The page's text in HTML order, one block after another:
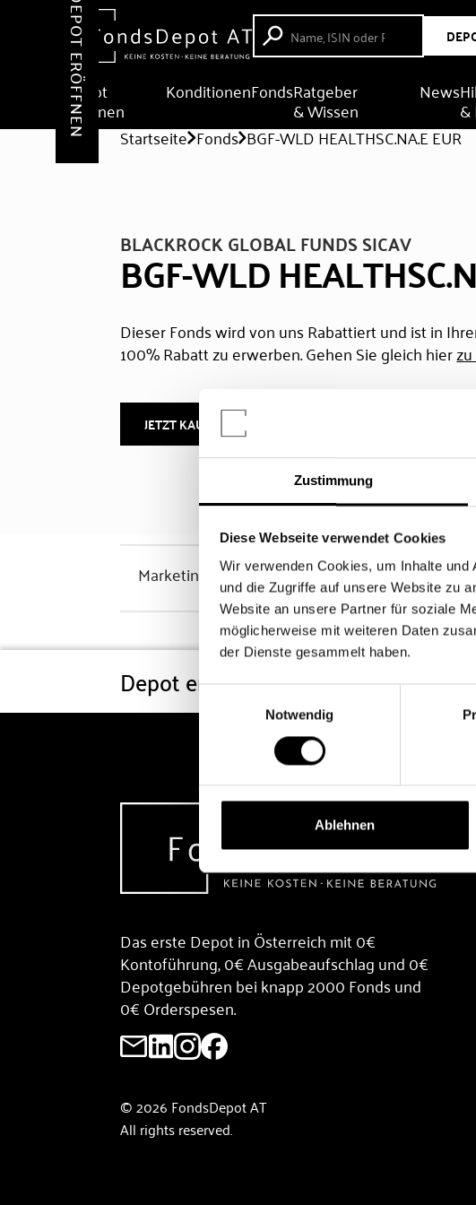
Zustimmung
Diese Webseite verwendet Cookies
Wir verwenden Cookies, um Inhalte
und die Zugriffe auf unsere Website zu
Website an unsere Partner für soziale
möglicherweise mit weiteren Daten
der Dienste gesammelt haben.
Einwilligungsauswahl
Notwendig
Ablehnen
Depot
eröffnen
KonditionenFondsRatgeber
& Wissen
News
&
DEPOT ERÖFFNEN Startseite Fonds BGF-WLD HEALTHSC.NA.E EUR
BLACKROCK GLOBAL FUNDS SICAV
BGF-WLD
Dieser Fonds wird von uns Rabattiert und ist in
100% Rabatt zu erwerben. Gehen Sie gleich hier
JETZT KAUFEN
Marketinghinweis
Depot eröffnen Konditionen
Das erste Depot in Österreich mit 0€
Kontoführung, 0€ Ausgabeaufschlag und 0€
Depotgebühren bei knapp 2000 Fonds und
0€ Orderspesen.
© 2026 FondsDepot AT
All rights reserved.